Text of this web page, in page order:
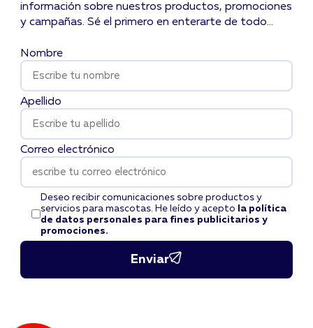
información sobre nuestros productos, promociones
y campañas. Sé el primero en enterarte de todo...
Nombre
Apellido
Correo electrónico
Deseo recibir comunicaciones sobre productos y
servicios para mascotas. He leído y acepto
la política
de datos personales para fines publicitarios y
promociones.
Enviar